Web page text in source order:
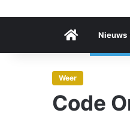
Menu Item
Nieuws
Weer
Code